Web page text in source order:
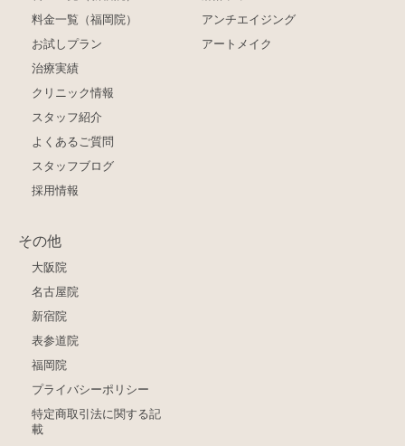
料金一覧（福岡院）
お試しプラン
治療実績
クリニック情報
スタッフ紹介
よくあるご質問
スタッフブログ
採用情報
アンチエイジング
アートメイク
その他
大阪院
名古屋院
新宿院
表参道院
福岡院
プライバシーポリシー
特定商取引法に関する記
載